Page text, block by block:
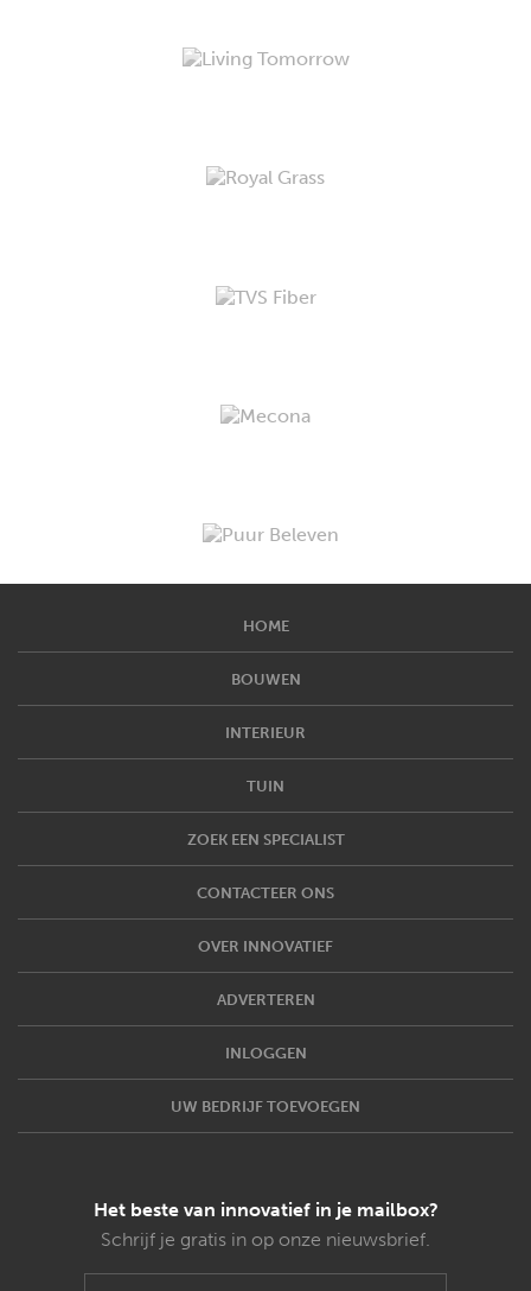
HOME
BOUWEN
INTERIEUR
TUIN
ZOEK EEN SPECIALIST
CONTACTEER ONS
OVER INNOVATIEF
ADVERTEREN
INLOGGEN
UW BEDRIJF TOEVOEGEN
Het beste van innovatief in je mailbox?
Schrijf je gratis in op onze nieuwsbrief.